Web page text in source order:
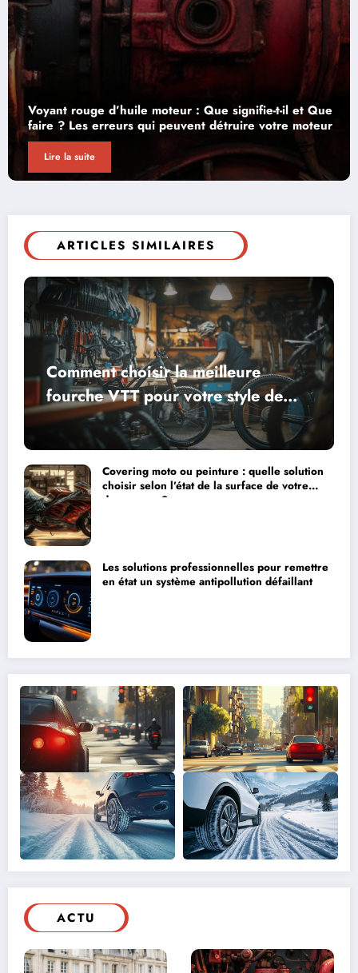
Assurer une BMW 335i : les informations clés à
connaître sur ce modèle pour maîtriser vos coûts
Lire la suite
ARTICLES SIMILAIRES
Comment choisir la meilleure
fourche VTT pour votre style de
ride sans exploser votre budget ?
Covering moto ou peinture : quelle solution
choisir selon l’état de la surface de votre
deux-roues ?
Les solutions professionnelles pour remettre
en état un système antipollution défaillant
ACTU